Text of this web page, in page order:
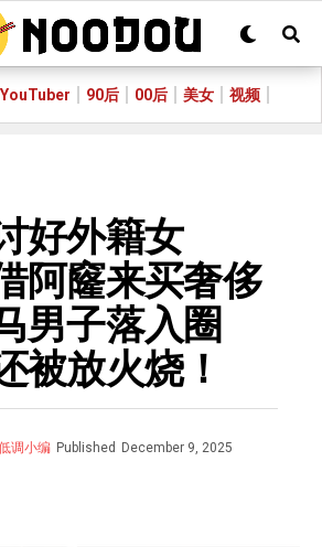
YouTuber 90后 00后 美女 视频
好外籍女
阿窿来买奢侈
男子落入圈
被放火烧！
调小编 Published December 9, 2025